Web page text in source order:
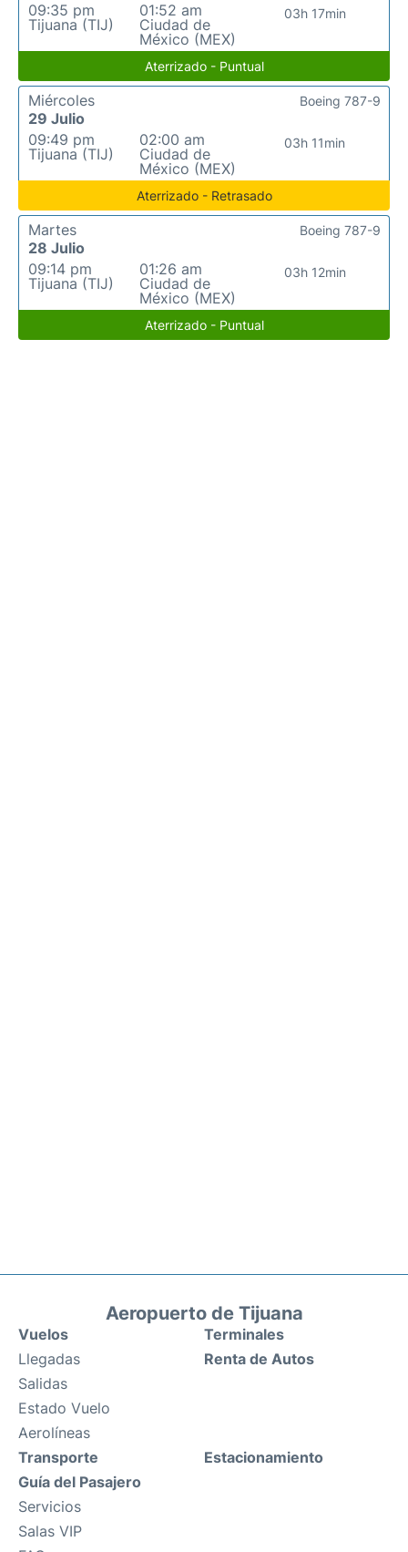
09:35 pm
Tijuana (TIJ)
01:52 am
Ciudad de
México (MEX)
03h 17min
Aterrizado - Puntual
Miércoles
29 Julio
09:49 pm
Tijuana (TIJ)
02:00 am
Ciudad de
México (MEX)
03h 11min
Boeing 787-9
Aterrizado - Retrasado
Martes
28 Julio
09:14 pm
Tijuana (TIJ)
01:26 am
Ciudad de
México (MEX)
03h 12min
Boeing 787-9
Aterrizado - Puntual
Aeropuerto de Tijuana
Vuelos
Llegadas
Salidas
Estado Vuelo
Aerolíneas
Terminales
Renta de Autos
Transporte
Guía del Pasajero
Servicios
Salas VIP
Estacionamiento